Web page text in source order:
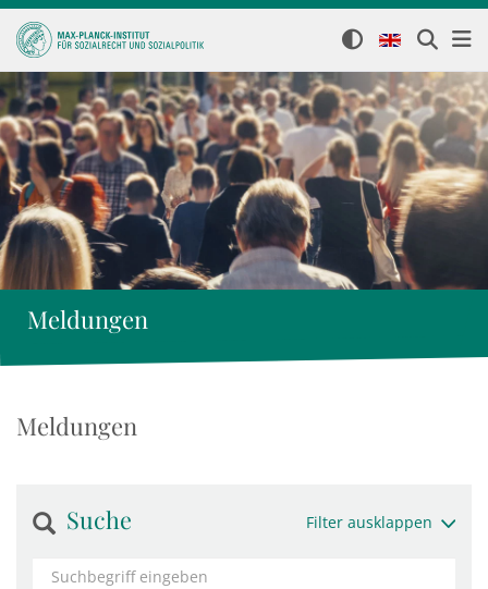
Meldungen
Meldungen
Suche Filter ausklappen